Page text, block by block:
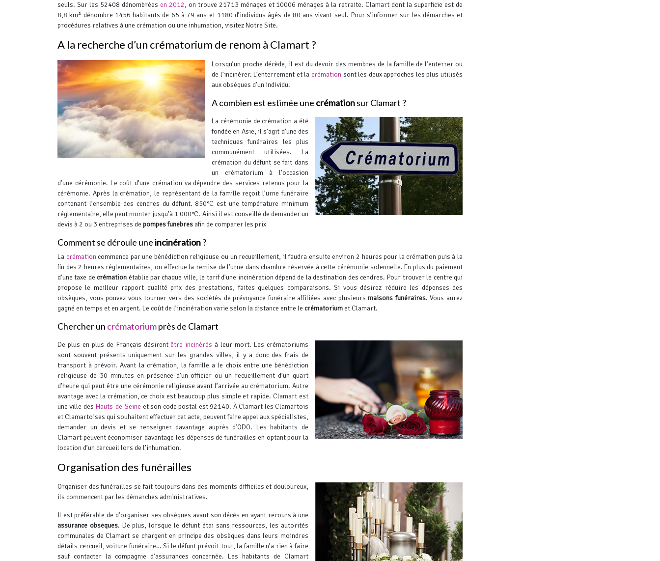
seuls. Sur les 52408 dénombrées en 2012, on trouve 21713 ménages et 10006 ménages à la retraite. Clamart dont la superficie est de
8,8 km² dénombre 1456 habitants de 65 à 79 ans et 1180 d’individus âgés de 80 ans vivant seul. Pour s’informer sur les démarches et
procédures relatives à une crémation ou une inhumation, visitez Notre Site.
A la recherche d’un crématorium de renom à Clamart ?
Lorsqu’un proche décède, il est du devoir des membres de la famille de l’enterrer ou
de l’incinérer. L’enterrement et la crémation sont les deux approches les plus utilisés
aux obsèques d’un individu.
A combien est estimée une crémationsur Clamart ?
La cérémonie de crémation a été
fondée en Asie, il s’agit d’une des
techniques funéraires les plus
communément utilisées. La
crémation du défunt se fait dans
un crématorium à l’occasion
d’une cérémonie. Le coût d’une crémation va dépendre des services retenus pour la
cérémonie. Après la crémation, le représentant de la famille reçoit l’urne funéraire
contenant l’ensemble des cendres du défunt. 850°C est une température minimum
réglementaire, elle peut monter jusqu’à 1 000°C. Ainsi il est conseillé de demander un
devis à 2 ou 3 entreprises de pompes funèbres afin de comparer les prix
Comment se déroule uneincinération?
La crémation commence par une bénédiction religieuse ou un recueillement, il faudra ensuite environ 2 heures pour la crémation puis à la
fin des 2 heures réglementaires, on effectue la remise de l’urne dans chambre réservée à cette cérémonie solennelle. En plus du paiement
d’une taxe de crémation établie par chaque ville, le tarif d’une incinération dépend de la destination des cendres. Pour trouver le centre qui
propose le meilleur rapport qualité prix des prestations, faites quelques comparaisons. Si vous désirez réduire les dépenses des
obsèques, vous pouvez vous tourner vers des sociétés de prévoyance funéraire affiliées avec plusieursmaisons funéraires. Vous aurez
gagné en temps et en argent. Le coût de l’incinération varie selon la distance entre le crématorium et Clamart.
Chercher un crématoriumprès de Clamart
De plus en plus de Français désirent être incinérés à leur mort. Les crématoriums
sont souvent présents uniquement sur les grandes villes, il y a donc des frais de
transport à prévoir. Avant la crémation, la famille a le choix entre une bénédiction
religieuse de 30 minutes en présence d’un officier ou un recueillement d’un quart
d’heure qui peut être une cérémonie religieuse avant l’arrivée au crématorium. Autre
avantage avec la crémation, ce choix est beaucoup plus simple et rapide. Clamart est
une ville des Hauts-de-Seine et son code postal est 92140. À Clamart les Clamartois
et Clamartoises qui souhaitent effectuer cet acte, peuvent faire appel aux spécialistes,
demander un devis et se renseigner davantage auprès d’ODO. Les habitants de
Clamart peuvent économiser davantage les dépenses de funérailles en optant pour la
location d’un cercueil lors de l’inhumation.
Organisation des funérailles
Organiser des funérailles se fait toujours dans des moments difficiles et douloureux,
ils commencent par les démarches administratives.
Il est préférable de d’organiser ses obsèques avant son décès en ayant recours à une
assurance obsèques. De plus, lorsque le défunt étai sans ressources, les autorités
communales de Clamart se chargent en principe des obsèques dans leurs moindres
détails cercueil, voiture funéraire… Si le défunt prévoit tout, la famille n’a rien à faire
sauf contacter la compagnie d’assurances concernée. Les habitants de Clamart